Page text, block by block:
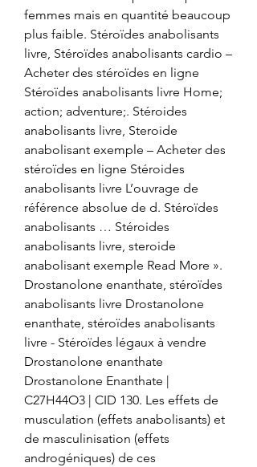
femmes mais en quantité beaucoup
plus faible. Stéroïdes anabolisants
livre, Stéroïdes anabolisants cardio –
Acheter des stéroïdes en ligne
Stéroïdes anabolisants livre Home;
action; adventure;. Stéroides
anabolisants livre, Steroide
anabolisant exemple – Acheter des
stéroïdes en ligne Stéroides
anabolisants livre L’ouvrage de
référence absolue de d. Stéroïdes
anabolisants … Stéroides
anabolisants livre, steroide
anabolisant exemple Read More ».
Drostanolone enanthate, stéroïdes
anabolisants livre Drostanolone
enanthate, stéroïdes anabolisants
livre - Stéroïdes légaux à vendre
Drostanolone enanthate
Drostanolone Enanthate |
C27H44O3 | CID 130. Les effets de
musculation (effets anabolisants) et
de masculinisation (effets
androgéniques) de ces